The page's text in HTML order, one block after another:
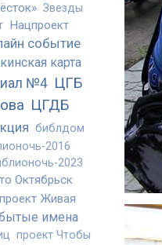
Звезды
Нацпроект
событие
карта
№4 ЦГБ
ЦГДБ
библдом
2016
2023
Октябрьск
проект Живая
имена
проект Чтобы